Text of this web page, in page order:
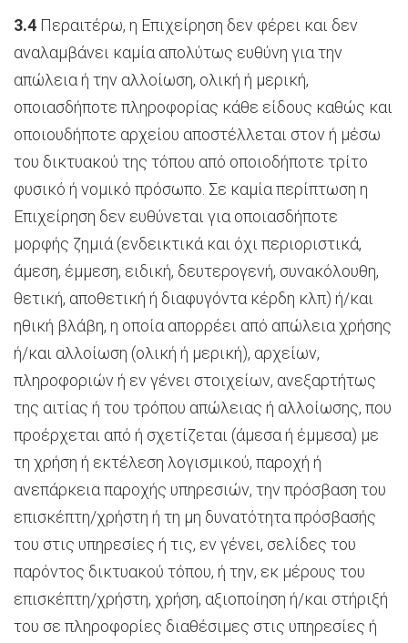
3.4 Περαιτέρω, η Επιχείρηση δεν φέρει και δεν
αναλαμβάνει καμία απολύτως ευθύνη για την
απώλεια ή την αλλοίωση, ολική ή μερική,
οποιασδήποτε πληροφορίας κάθε είδους καθώς και
οποιουδήποτε αρχείου αποστέλλεται στον ή μέσω
του δικτυακού της τόπου από οποιοδήποτε τρίτο
φυσικό ή νομικό πρόσωπο. Σε καμία περίπτωση η
Επιχείρηση δεν ευθύνεται για οποιασδήποτε
μορφής ζημιά (ενδεικτικά και όχι περιοριστικά,
άμεση, έμμεση, ειδική, δευτερογενή, συνακόλουθη,
θετική, αποθετική ή διαφυγόντα κέρδη κλπ) ή/και
ηθική βλάβη, η οποία απορρέει από απώλεια χρήσης
ή/και αλλοίωση (ολική ή μερική), αρχείων,
πληροφοριών ή εν γένει στοιχείων, ανεξαρτήτως
της αιτίας ή του τρόπου απώλειας ή αλλοίωσης, που
προέρχεται από ή σχετίζεται (άμεσα ή έμμεσα) με
τη χρήση ή εκτέλεση λογισμικού, παροχή ή
ανεπάρκεια παροχής υπηρεσιών, την πρόσβαση του
επισκέπτη/χρήστη ή τη μη δυνατότητα πρόσβασής
του στις υπηρεσίες ή τις, εν γένει, σελίδες του
παρόντος δικτυακού τόπου, ή την, εκ μέρους του
επισκέπτη/χρήστη, χρήση, αξιοποίηση ή/και στήριξή
του σε πληροφορίες διαθέσιμες στις υπηρεσίες ή